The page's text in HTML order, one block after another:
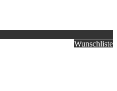
Wunschliste